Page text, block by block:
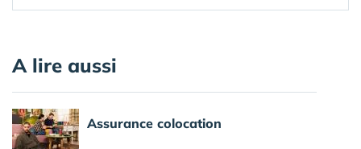
A lire aussi
Assurance colocation